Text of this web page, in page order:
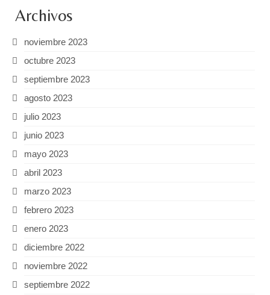
Archivos
noviembre 2023
octubre 2023
septiembre 2023
agosto 2023
julio 2023
junio 2023
mayo 2023
abril 2023
marzo 2023
febrero 2023
enero 2023
diciembre 2022
noviembre 2022
septiembre 2022